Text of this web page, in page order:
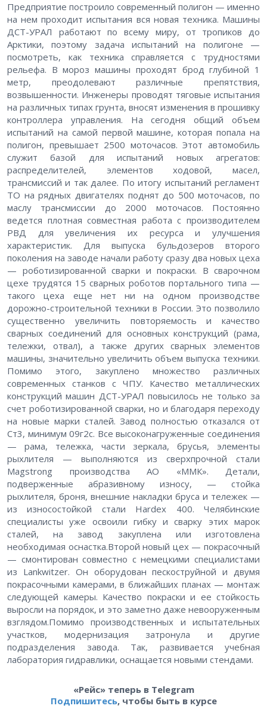
Предприятие построило современный полигон — именно
на нем проходит испытания вся новая техника. Машины
ДСТ-УРАЛ работают по всему миру, от тропиков до
Арктики, поэтому задача испытаний на полигоне —
посмотреть, как техника справляется с трудностями
рельефа. В мороз машины проходят брод глубиной 1
метр, преодолевают различные препятствия,
возвышенности. Инженеры проводят тяговые испытания
на различных типах грунта, вносят изменения в прошивку
контроллера управления. На сегодня общий объем
испытаний на самой первой машине, которая попала на
полигон, превышает 2500 моточасов. Этот автомобиль
служит базой для испытаний новых агрегатов:
распределителей, элементов ходовой, масел,
трансмиссий и так далее. По итогу испытаний регламент
ТО на рядных двигателях поднят до 500 моточасов, по
маслу трансмиссии до 2000 моточасов. Постоянно
ведется плотная совместная работа с производителем
РВД для увеличения их ресурса и улучшения
характеристик. Для выпуска бульдозеров второго
поколения на заводе начали работу сразу два новых цеха
— роботизированной сварки и покраски. В сварочном
цехе трудятся 15 сварных роботов портального типа —
такого цеха еще нет ни на одном производстве
дорожно-строительной техники в России. Это позволило
существенно увеличить повторяемость и качество
сварных соединений для основных конструкций (рама,
тележки, отвал), а также других сварных элементов
машины, значительно увеличить объем выпуска техники.
Помимо этого, закуплено множество различных
современных станков с ЧПУ. Качество металлических
конструкций машин ДСТ-УРАЛ повысилось не только за
счет роботизированной сварки, но и благодаря переходу
на новые марки сталей. Завод полностью отказался от
Ст3, минимум 09г2с. Все высоконагруженные соединения
— рама, тележка, части зеркала, брусья, элементы
рыхлителя — выполняются из сверхпрочной стали
Magstrong производства АО «ММК». Детали,
подверженные абразивному износу, — стойка
рыхлителя, броня, внешние накладки бруса и тележек —
из износостойкой стали Hardex 400. Челябинские
специалисты уже освоили гибку и сварку этих марок
сталей, на завод закуплена или изготовлена
необходимая оснастка.Второй новый цех — покрасочный
— смонтирован совместно с немецкими специалистами
из Lankwitzer. Он оборудован пескоструйной и двумя
покрасочными камерами, в ближайших планах — монтаж
следующей камеры. Качество покраски и ее стойкость
выросли на порядок, и это заметно даже невооруженным
взглядом.Помимо производственных и испытательных
участков, модернизация затронула и другие
подразделения завода. Так, развивается учебная
лаборатория гидравлики, оснащается новыми стендами.
«Рейс» теперь в Telegram
Подпишитесь, чтобы быть в курсе